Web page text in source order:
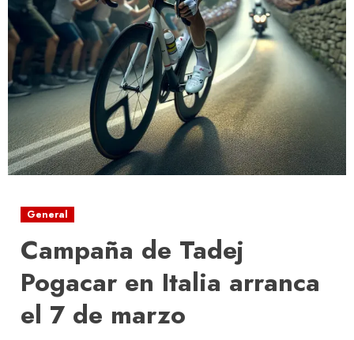
General
Campaña de Tadej
Pogacar en Italia arranca
el 7 de marzo